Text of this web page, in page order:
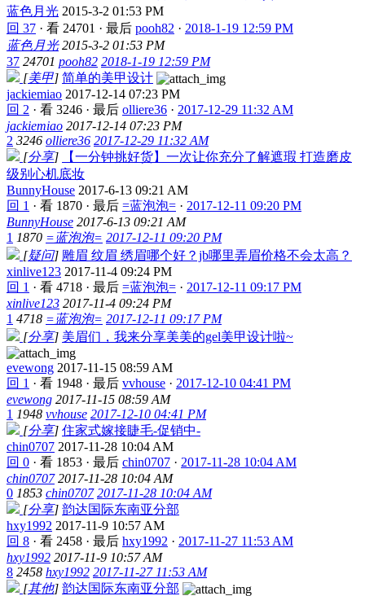
蓝色月光 2015-3-2 01:53 PM
回 37 · 看 24701 · 最后 pooh82 · 2018-1-19 12:59 PM
蓝色月光 2015-3-2 01:53 PM
37 24701 pooh82 2018-1-19 12:59 PM
[美甲] 简单的美甲设计
jackiemiao 2017-12-14 07:23 PM
回 2 · 看 3246 · 最后 olliere36 · 2017-12-29 11:32 AM
jackiemiao 2017-12-14 07:23 PM
2 3246 olliere36 2017-12-29 11:32 AM
[分享]
【一分钟挑好货】一次让你充分了解遮瑕 打造磨皮
级别心机底妆
BunnyHouse 2017-6-13 09:21 AM
回 1 · 看 1870 · 最后 =蓝泡泡= · 2017-12-11 09:20 PM
BunnyHouse 2017-6-13 09:21 AM
1 1870 =蓝泡泡= 2017-12-11 09:20 PM
[疑问] 雕眉 纹眉 绣眉哪个好？jb哪里弄眉价格不会太高？
xinlive123 2017-11-4 09:24 PM
回 1 · 看 4718 · 最后 =蓝泡泡= · 2017-12-11 09:17 PM
xinlive123 2017-11-4 09:24 PM
1 4718 =蓝泡泡= 2017-12-11 09:17 PM
[分享] 美眉们，我来分享美美的gel美甲设计啦~
evewong 2017-11-15 08:59 AM
回 1 · 看 1948 · 最后 vvhouse · 2017-12-10 04:41 PM
evewong 2017-11-15 08:59 AM
1 1948 vvhouse 2017-12-10 04:41 PM
[分享] 住家式嫁接睫毛-促销中-
chin0707 2017-11-28 10:04 AM
回 0 · 看 1853 · 最后 chin0707 · 2017-11-28 10:04 AM
chin0707 2017-11-28 10:04 AM
0 1853 chin0707 2017-11-28 10:04 AM
[分享] 韵达国际东南亚分部
hxy1992 2017-11-9 10:57 AM
回 8 · 看 2458 · 最后 hxy1992 · 2017-11-27 11:53 AM
hxy1992 2017-11-9 10:57 AM
8 2458 hxy1992 2017-11-27 11:53 AM
[其他] 韵达国际东南亚分部